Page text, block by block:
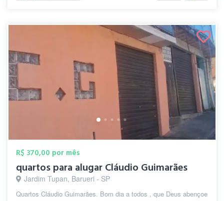
R$ 370,00 por mês
quartos para alugar Cláudio Guimarães
Jardim Tupan, Barueri - SP
Quartos Cláudio Guimarães. Bom dia a todos , que Deus abençoe